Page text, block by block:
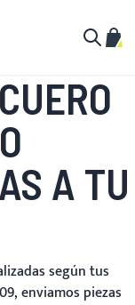
Mi
A TU
según tus
enviamos piezas